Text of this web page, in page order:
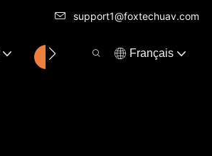
support1@foxtechuav.com
MAGASIN Français